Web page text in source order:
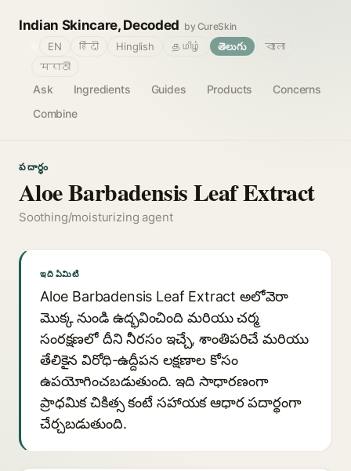
Indian Skincare, Decoded by CureSkin
Ask Ingredients Guides Products
Concerns
Combine
EN हिंदी Hinglish தமிழ் తెలుగు
বাংলা
मराठी
పదార్థం
Aloe Barbadensis Leaf Extract
Soothing/moisturizing agent
ఇది ఏమిటి
Aloe Barbadensis Leaf Extract అలోవెరా
మొక్క నుండి ఉద్భవించింది మరియు చర్మ
సంరక్షణలో దీని నీరసం ఇచ్చే, శాంతిపరిచే మరియు
తేలికైన విరోధి-ఉద్దీపన లక్షణాల కోసం
ఉపయోగించబడుతుంది. ఇది సాధారణంగా
ప్రాధమిక చికిత్స కంటే సహాయక ఆధార పదార్థంగా
చేర్చబడుతుంది.